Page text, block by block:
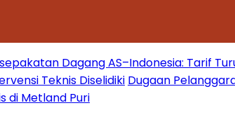
Dagang AS–Indonesia: Tarif
Teknis Diselidiki Dugaan
di Metland Puri